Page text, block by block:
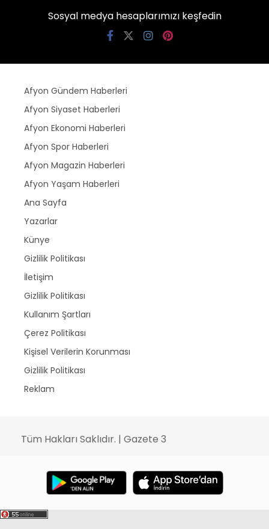
Sosyal medya hesaplarımızı keşfedin
Afyon Gündem Haberleri
Afyon Siyaset Haberleri
Afyon Ekonomi Haberleri
Afyon Spor Haberleri
Afyon Magazin Haberleri
Afyon Yaşam Haberleri
Ana Sayfa
Yazarlar
Künye
Gizlilik Politikası
İletişim
Gizlilik Politikası
Kullanım Şartları
Çerez Politikası
Kişisel Verilerin Korunması
Gizlilik Politikası
Reklam
Tüm Hakları Saklıdır. | Gazete 3